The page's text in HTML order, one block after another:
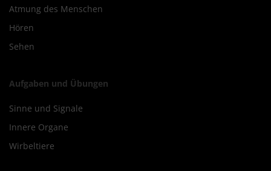
Atmung des Menschen
Hören
Sehen
Aufgaben und Übungen
Sinne und Signale
Innere Organe
Wirbeltiere